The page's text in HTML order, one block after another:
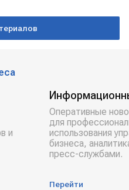
и
Оперативные
для
использования
бизнеса,
пресс-службами.
Перейти